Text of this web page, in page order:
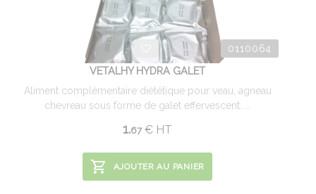
0110064
VETALHY HYDRA GALET
Aliment complémentaire diététique pour veau, agneau
chevreau sous forme de galet effervescent. ...
1.67 € HT
AJOUTER AU PANIER